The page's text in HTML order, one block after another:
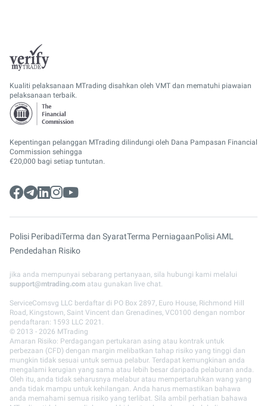
Kualiti pelaksanaan MTrading disahkan oleh VMT dan mematuhi piawaian
pelaksanaan terbaik.
Kepentingan pelanggan MTrading dilindungi oleh Dana Pampasan Financial
Commission sehingga
€20,000 bagi setiap tuntutan.
Polisi PeribadiTerma dan SyaratTerma PerniagaanPolisi AML
Pendedahan Risiko
jika anda mempunyai sebarang pertanyaan, sila hubungi kami melalui
support@mtrading.com atau gunakan live chat.
ServiceComsvg LLC berdaftar di PO Box 2897, Euro House, Richmond Hill
Road, Kingstown, Saint Vincent dan Grenadines, VC0100 dengan nombor
pendaftaran: 1593 LLC 2021.
© 2013 - 2026 MTrading
Amaran Risiko: Perdagangan pertukaran asing atau kontrak untuk
perbezaan (CFD) dengan margin melibatkan tahap risiko yang tinggi dan
mungkin tidak sesuai untuk semua pelabur. Terdapat kemungkinan anda
mengalami kerugian yang sama atau lebih besar daripada pelaburan anda.
Oleh itu, anda tidak seharusnya melabur atau mempertaruhkan wang yang
anda tidak mampu untuk kehilangan. Anda harus memastikan bahawa
anda memahami semua risiko yang terlibat. Sila ambil perhatian bahawa